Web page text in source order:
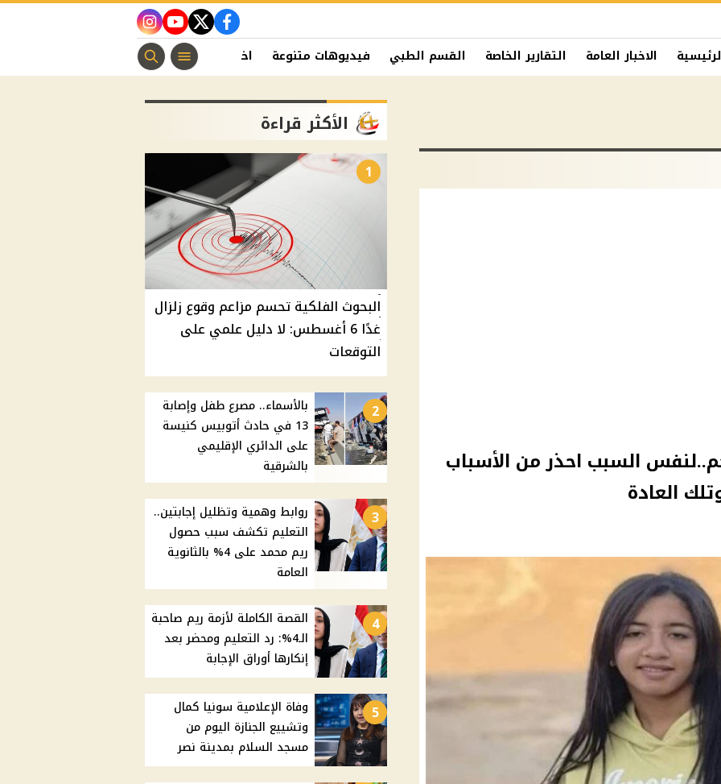
facebook
twitter
youtube
instagram
الاخبار العامة التقارير الخاصة القسم الطبي فيديوهات متنوعة اخبار الفن منوعات مسيحية
السبب احذر من الأسباب
العادة
الأكثر قراءة
1
البحوث الفلكية تحسم مزاعم وقوع زلزال
غدًا 6 أغسطس: لا دليل علمي على
التوقعات
2
بالأسماء.. مصرع طفل وإصابة
13 في حادث أتوبيس كنيسة
على الدائري الإقليمي
بالشرقية
3
روابط وهمية وتظليل إجابتين..
التعليم تكشف سبب حصول
ريم محمد على 4% بالثانوية
العامة
4
القصة الكاملة لأزمة ريم صاحبة
الـ4%: رد التعليم ومحضر بعد
إنكارها أوراق الإجابة
5
وفاة الإعلامية سونيا كمال
وتشييع الجنازة اليوم من
مسجد السلام بمدينة نصر